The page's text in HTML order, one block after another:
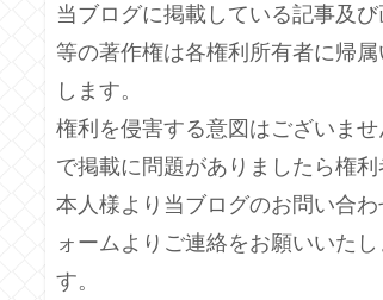
当ブログに掲載している記事及び
等の著作権は各権利所有者に帰属
します。
権利を侵害する意図はございませ
で掲載に問題がありましたら権
本人様より当ブログのお問い合わ
ォームよりご連絡をお願いいたし
す。